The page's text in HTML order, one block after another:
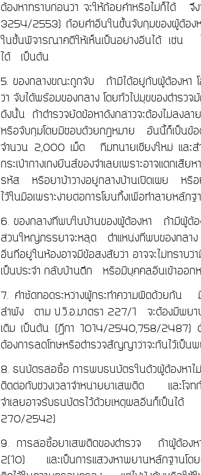
ต้องหาทราบก่อนว่า จะให้ถ้อยคำหรือไม่ก็ได้
3254/2553) ถ้อยคำอื่นในชั้นจับกุมของผู้ต้อง
ในชั้นพิจารณาคดีให้เห็นเป็นอย่างอื่นได้ เช่น ไ
ได้ เป็นต้น
5. ของกลางขณะถูกจับ ถ้ามิได้อยู่กับผู้ต้องหา
ว่า จับได้พร้อมของกลาง โดยทั่วไปมุขของตำรวจ
ดังนั้น ถ้าตำรวจยัดข้อหาดังกล่าวจะต้องไม่ลง
หรือจับกุมโดยมิชอบด้วยกฎหมาย อันนี้ก็เป็นข้
จำนวน 2,000 เม็ด ทีมทนายเชียงใหม่ และสำ
กระเป๋ากางเกงยีนส์ของจำเลยเพราะอาจแต
รหัส หรือยาบ้าวางอยู่กลางบ้านเปิดเผย หรือย
ไว้ในมือเพราะง่ายต่อการโยนทิ้งเพื่อทำลายหลั
6. ของกลางที่พบในบ้านของผู้ต้องหา ถ้ามีผู้ต้อ
ส่วนใหญ่ภรรยาจะหลุด ตำแหน่งที่พบของกล
อื่นที่อยู่ในห้องอาจมีข้อสงสัยว่า อาจจะไม่ทรา
เป็นประจำ กลับบ้านดึก หรือมีบุคคลอื่นเข้าออก
7. คำซัดทอดระหว่างผู้กระทำความผิดด้วยกัน
ลำพัง ตาม ป.วิ.อ.มาตรา 227/1 จะต้องมีพย
เติม เป็นต้น (ฎีกา 1014/2540,758/2487) ตั
ต้องการลดโทษหรือตำรวจสัญญาว่าจะกันไว้เป็
8. ธนบัตรล่อซื้อ การพบธนบัตรในตัวผู้ต้องหาไม่
ติดต่อกับช่วงเวลาจำหน่ายยาเสพติด และโจท
จำเลยอาจรับธนบัตรไว้ด้วยเหตุผลอื่นก็เป็
270/2542)
9. การล่อซื้อยาเสพติดของตำรวจ ถ้าผู้ต้องห
2(10) และเป็นการแสวงหาพยานหลักฐานโดย